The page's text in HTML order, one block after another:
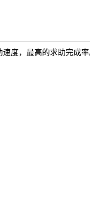
度，最高的求助完成